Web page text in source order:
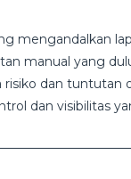
mengandalkan
manual yang
dan tuntutan
dan visibilitas